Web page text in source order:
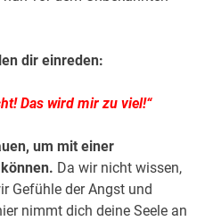
dir einreden:
Das wird mir zu viel!“
um mit einer
Da wir nicht wissen,
Gefühle der Angst und
nimmt dich deine Seele an